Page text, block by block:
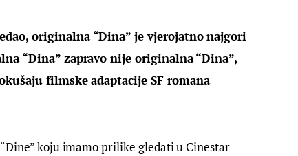
originalna “Dina” je vjerojatno najgori
“Dina” zapravo nije originalna “Dina”,
filmske adaptacije SF romana
koju imamo prilike gledati u Cinestar